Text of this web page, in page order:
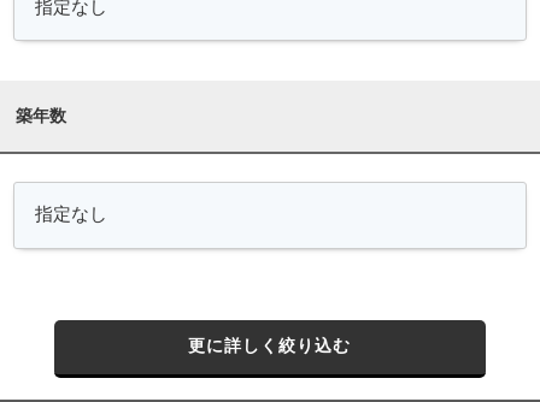
築年数
更に詳しく絞り込む